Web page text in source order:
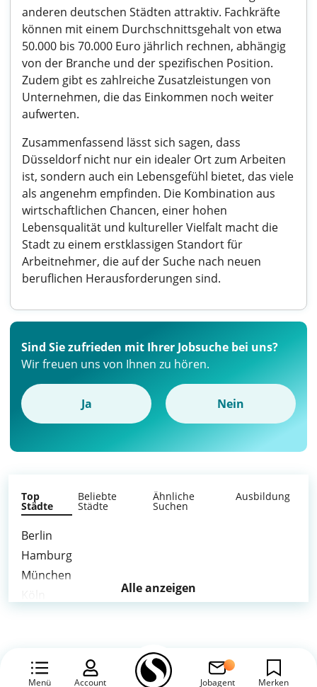
anderen deutschen Städten attraktiv. Fachkräfte
können mit einem Durchschnittsgehalt von etwa
50.000 bis 70.000 Euro jährlich rechnen, abhängig
von der Branche und der spezifischen Position.
Zudem gibt es zahlreiche Zusatzleistungen von
Unternehmen, die das Einkommen noch weiter
aufwerten.
Zusammenfassend lässt sich sagen, dass
Düsseldorf nicht nur ein idealer Ort zum Arbeiten
ist, sondern auch ein Lebensgefühl bietet, das viele
als angenehm empfinden. Die Kombination aus
wirtschaftlichen Chancen, einer hohen
Lebensqualität und kultureller Vielfalt macht die
Stadt zu einem erstklassigen Standort für
Arbeitnehmer, die auf der Suche nach neuen
beruflichen Herausforderungen sind.
Menü Account Jobagent Merken
Sind Sie zufrieden mit Ihrer Jobsuche bei uns?
Wir freuen uns von Ihnen zu hören.
Ja Nein
Top
Städte
Beliebte
Städte
Ähnliche
Suchen
Ausbildung
Berlin
Hamburg
München
Dortmund
Alle anzeigen